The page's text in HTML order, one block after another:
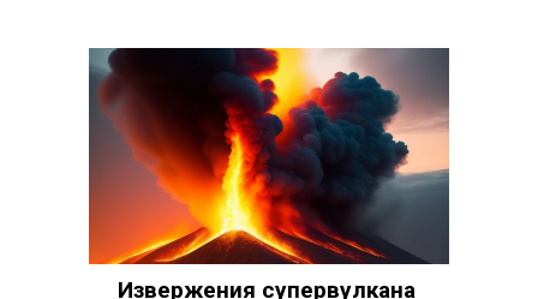
Извержения супервулкана